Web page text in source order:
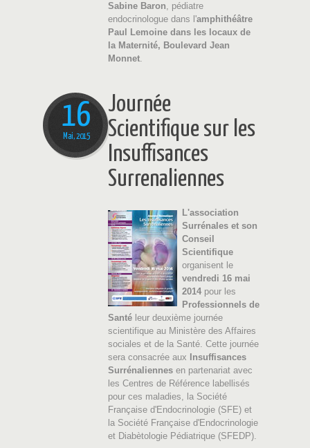
Sabine Baron, pédiatre
endocrinologue dans l'amphithéâtre
Paul Lemoine dans les locaux de
la Maternité, Boulevard Jean
Monnet.
16
Mai, 2015
Journée
Scientifique sur les
Insuffisances
Surrenaliennes
L'association
Surrénales et son
Conseil
Scientifique
organisent le
vendredi 16 mai
2014 pour les
Professionnels de
Santé leur deuxième journée
scientifique au Ministère des Affaires
sociales et de la Santé. Cette journée
sera consacrée aux
Insuffisances
Surrénaliennesen partenariat avec
les Centres de Référence labellisés
pour ces maladies, la Société
Française d'Endocrinologie (SFE) et
la Société Française d'Endocrinologie
et Diabètologie Pédiatrique (SFEDP).